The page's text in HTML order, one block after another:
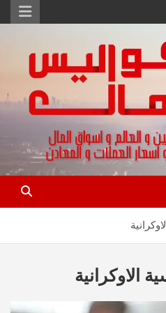
اسواق المال و العملات
الاوكرانية